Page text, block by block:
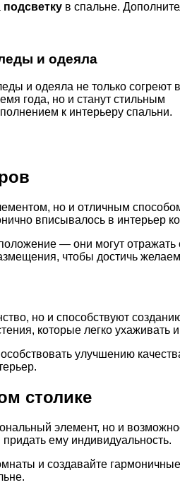
подсветку в спальне.
и одеяла
и одеяла не только согреют
года, но и станут стильным
к интерьеру спальни.
но и отличным
вписывалось в интерьер
— они могут отражать
чтобы достичь
но и способствуют
которые легко ухаживать
улучшению
столике
элемент, но и
придать ему индивидуальность.
и создавайте